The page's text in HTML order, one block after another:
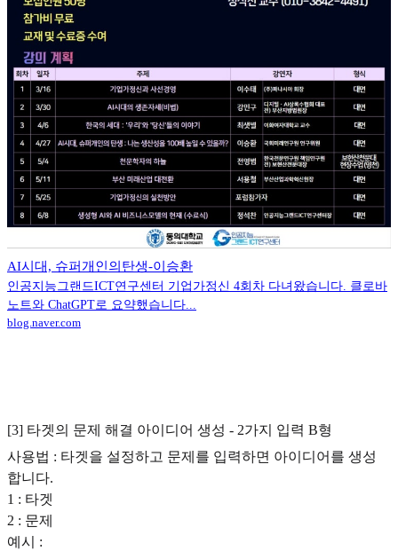
AI시대, 슈퍼개인의탄생-이승환
인공지능그랜드ICT연구센터 기업가정신 4회차 다녀왔습니다. 클로바
노트와 ChatGPT로 요약했습니다...
blog.naver.com
[3] 타겟의 문제 해결 아이디어 생성 - 2가지 입력 B형
사용법 : 타겟을 설정하고 문제를 입력하면 아이디어를 생성
합니다.
1 : 타겟
2 : 문제
예시 :